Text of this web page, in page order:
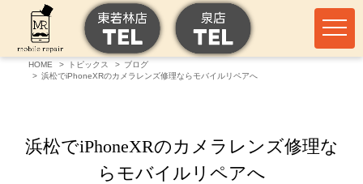
HOME トピックス
ブログ
浜松でiPhoneXRのカメラレンズ修理ならモバイルリペアへ
浜松でiPhoneXRのカメラレンズ修理な
らモバイルリペアへ